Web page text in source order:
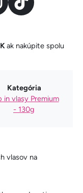
ak nakúpite spolu
Kategória
in vlasy Premium
- 130g
vlasov na